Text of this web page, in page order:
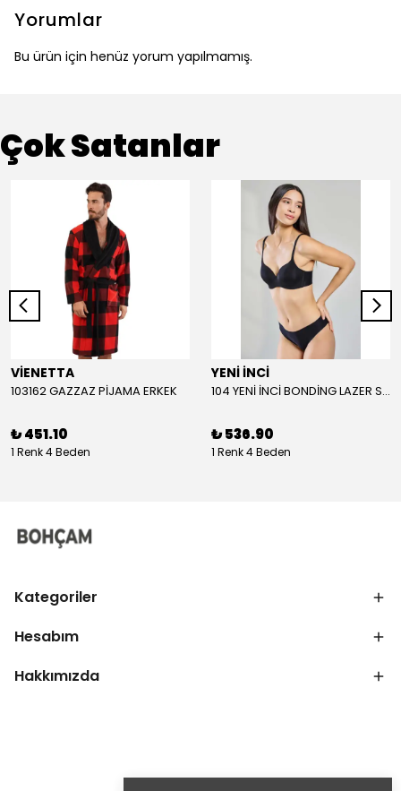
Yorumlar
Bu ürün için henüz yorum yapılmamış.
Çok Satanlar
VİENETTA
103162 GAZZAZ PİJAMA ERKEK
₺ 451.10
1 Renk 4 Beden
YENİ İNCİ
104 YENİ İNCİ BONDİNG LAZER SÜTYEN KADIN
₺ 536.90
1 Renk 4 Beden
Kategoriler
Hesabım
Hakkımızda